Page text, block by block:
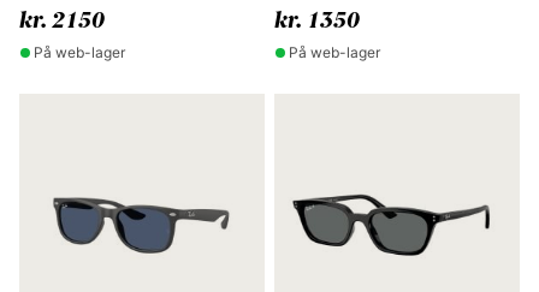
kr. 2150
På web-lager
kr. 1350
På web-lager